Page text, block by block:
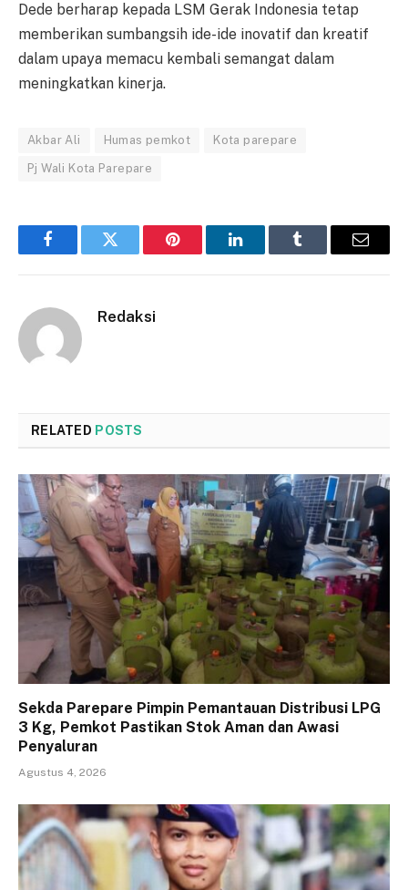
Dede berharap kepada LSM Gerak Indonesia tetap
memberikan sumbangsih ide-ide inovatif dan kreatif
dalam upaya memacu kembali semangat dalam
meningkatkan kinerja.
Akbar Ali Humas pemkot Kota parepare
Pj Wali Kota Parepare
FacebookTwitter Pinterest LinkedInTumblr Email
Redaksi
RELATED POSTS
Sekda Parepare Pimpin Pemantauan Distribusi LPG
3 Kg, Pemkot Pastikan Stok Aman dan Awasi
Penyaluran
Agustus 4, 2026